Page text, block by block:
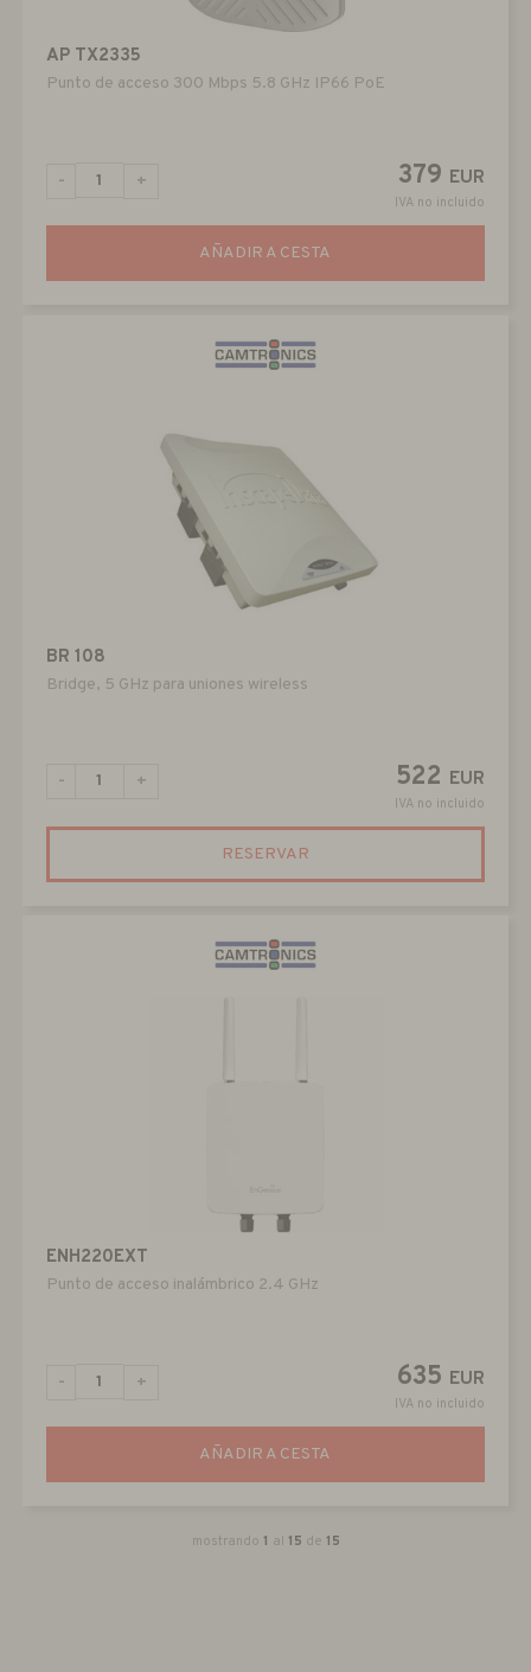
AP TX2335
Punto de acceso 300 Mbps 5.8 GHz IP66 PoE
379 EUR
IVA no incluido
- +
AÑADIR A CESTA
BR 108
Bridge, 5 GHz para uniones wireless
522 EUR
IVA no incluido
- +
RESERVAR
ENH220EXT
Punto de acceso inalámbrico 2.4 GHz
635 EUR
IVA no incluido
- +
AÑADIR A CESTA
mostrando 1 al 15 de 15